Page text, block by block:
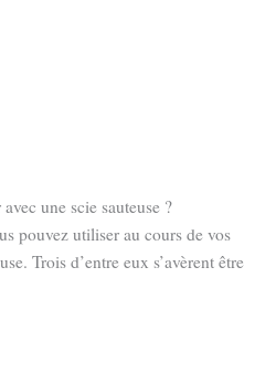
une scie sauteuse ?
pouvez utiliser au cours de vos
Trois d’entre eux s’avèrent être